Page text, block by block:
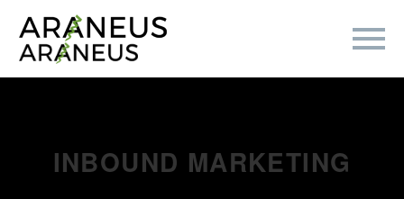
INBOUND MARKETING